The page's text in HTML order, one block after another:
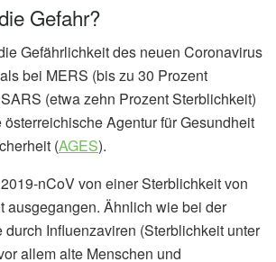
Gefahr?
Gefährlichkeit des neuen Coronavirus
bei MERS (bis zu 30 Prozent
(etwa zehn Prozent Sterblichkeit)
Agentur für Gesundheit
(AGES).
nCoV von einer Sterblichkeit von
ausgegangen. Ähnlich wie bei der
Influenzaviren (Sterblichkeit unter
allem alte Menschen und